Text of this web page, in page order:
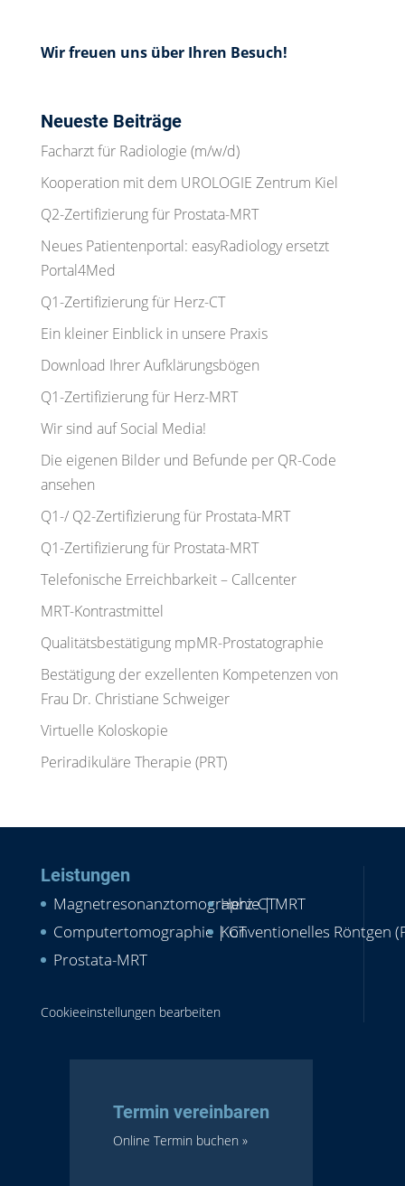
Wir freuen uns über Ihren Besuch!
Neueste Beiträge
Facharzt für Radiologie (m/w/d)
Kooperation mit dem UROLOGIE Zentrum Kiel
Q2-Zertifizierung für Prostata-MRT
Neues Patientenportal: easyRadiology ersetzt
Portal4Med
Q1-Zertifizierung für Herz-CT
Ein kleiner Einblick in unsere Praxis
Download Ihrer Aufklärungsbögen
Q1-Zertifizierung für Herz-MRT
Wir sind auf Social Media!
Die eigenen Bilder und Befunde per QR-Code
ansehen
Q1-/ Q2-Zertifizierung für Prostata-MRT
Q1-Zertifizierung für Prostata-MRT
Telefonische Erreichbarkeit – Callcenter
MRT-Kontrastmittel
Qualitätsbestätigung mpMR-Prostatographie
Bestätigung der exzellenten Kompetenzen von
Frau Dr. Christiane Schweiger
Virtuelle Koloskopie
Periradikuläre Therapie (PRT)
Leistungen
Magnetresonanztomographie | MRT
Computertomographie | CT
Prostata-MRT
Herz-CT
Konventionelles Röntgen
Cookieeinstellungen bearbeiten
Termin vereinbaren
Online Termin buchen »